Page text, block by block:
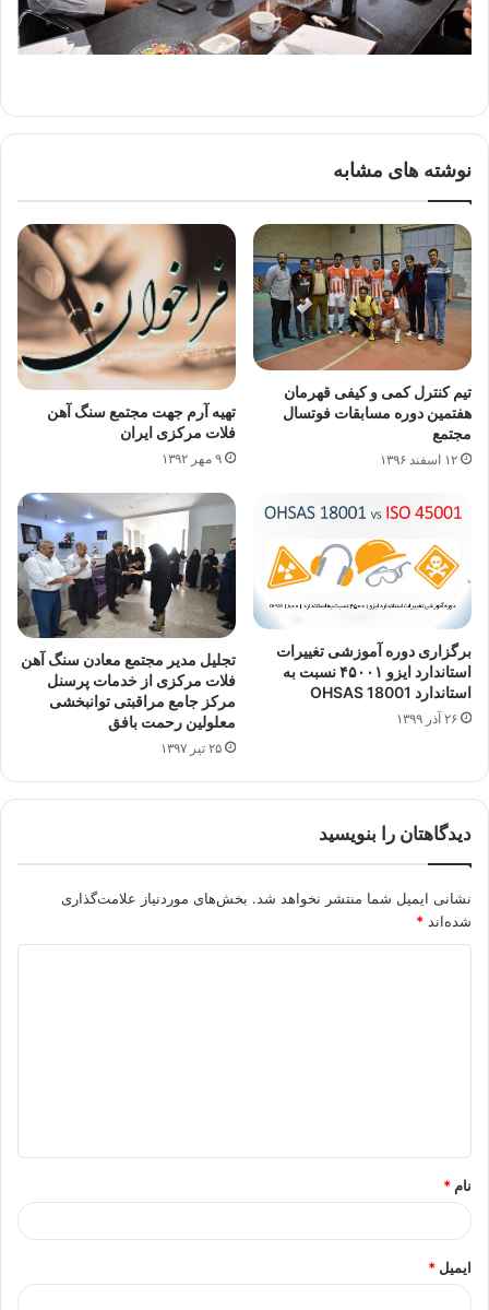
نوشته های مشابه
تیم کنترل کمی و کیفی قهرمان
هفتمین دوره مسابقات فوتسال
مجتمع
۱۲ اسفند ۱۳۹۶
تهیه آرم جهت مجتمع سنگ آهن
فلات مرکزی ایران
۹ مهر ۱۳۹۲
برگزاری دوره آموزشی تغییرات
استاندارد ایزو ۴۵۰۰۱ نسبت به
استاندارد OHSAS 18001
۲۶ آذر ۱۳۹۹
تجلیل مدیر مجتمع معادن سنگ آهن
فلات مرکزی از خدمات پرسنل
مرکز جامع مراقبتی توانبخشی
معلولین رحمت بافق
۲۵ تیر ۱۳۹۷
دیدگاهتان را بنویسید
نشانی ایمیل شما منتشر نخواهد شد. بخش‌های موردنیاز علامت‌گذاری
شده‌اند *
*
نام *
ایمیل *